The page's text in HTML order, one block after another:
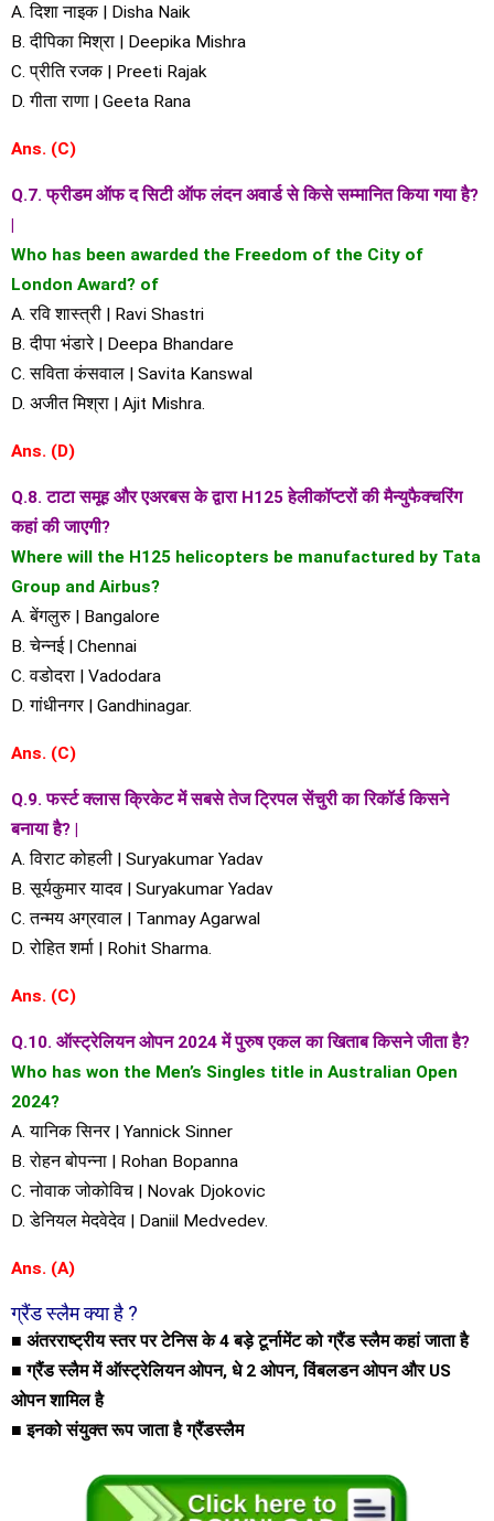
A. दिशा नाइक | Disha Naik
B. दीपिका मिश्रा | Deepika Mishra
C. प्रीति रजक | Preeti Rajak
D. गीता राणा | Geeta Rana
Ans. (C)
Q.7. फ्रीडम ऑफ द सिटी ऑफ लंदन अवार्ड से किसे सम्मानित किया गया है?
|
Who has been awarded the Freedom of the City of
London Award? of
A. रवि शास्त्री | Ravi Shastri
B. दीपा भंडारे | Deepa Bhandare
C. सविता कंसवाल | Savita Kanswal
D. अजीत मिश्रा | Ajit Mishra.
Ans. (D)
Q.8. टाटा समूह और एअरबस के द्वारा H125 हेलीकॉप्टरों की मैन्युफैक्चरिंग
कहां की जाएगी?
Where will the H125 helicopters be manufactured by Tata
Group and Airbus?
A. बेंगलुरु | Bangalore
B. चेन्नई | Chennai
C. वडोदरा | Vadodara
D. गांधीनगर | Gandhinagar.
Ans. (C)
Q.9. फर्स्ट क्लास क्रिकेट में सबसे तेज ट्रिपल सेंचुरी का रिकॉर्ड किसने
बनाया है? |
A. विराट कोहली | Suryakumar Yadav
B. सूर्यकुमार यादव | Suryakumar Yadav
C. तन्मय अग्रवाल | Tanmay Agarwal
D. रोहित शर्मा | Rohit Sharma.
Ans. (C)
Q.10. ऑस्ट्रेलियन ओपन 2024 में पुरुष एकल का खिताब किसने जीता है?
Who has won the Men’s Singles title in Australian Open
2024?
A. यानिक सिनर | Yannick Sinner
B. रोहन बोपन्ना | Rohan Bopanna
C. नोवाक जोकोविच | Novak Djokovic
D. डेनियल मेदवेदेव | Daniil Medvedev.
Ans. (A)
ग्रैंड स्लैम क्या है ?
■ अंतरराष्ट्रीय स्तर पर टेनिस के 4 बड़े टूर्नामेंट को ग्रैंड स्लैम कहां जाता है
■ ग्रैंड स्लैम में ऑस्ट्रेलियन ओपन, धे 2 ओपन, विंबलडन ओपन और US
ओपन शामिल है
■ इनको संयुक्त रूप जाता है ग्रैंडस्लैम